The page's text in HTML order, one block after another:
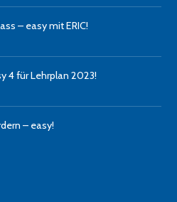
– easy mit ERIC!
4 für Lehrplan 2023!
– easy!